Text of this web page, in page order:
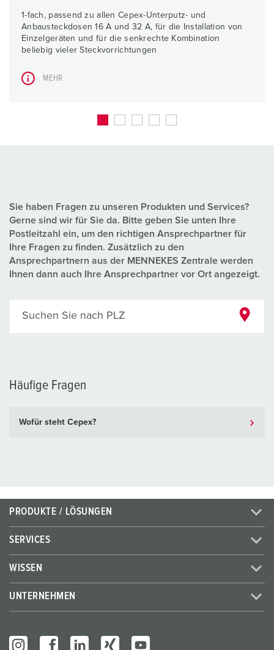
1-fach, passend zu allen Cepex-Unterputz- und
Anbausteckdosen 16 A und 32 A, für die Installation von
Einzelgeräten und für die senkrechte Kombination
beliebig vieler Steckvorrichtungen
MEHR
Sie haben Fragen zu unseren Produkten und Services?
Gerne sind wir für Sie da. Bitte geben Sie unten Ihre
Postleitzahl ein, um den richtigen Ansprechpartner für
Ihre Fragen zu finden. Zusätzlich zu den
Ansprechpartnern aus der MENNEKES Zentrale werden
Ihnen dann auch Ihre Ansprechpartner vor Ort angezeigt.
Suchen Sie nach PLZ
Häufige Fragen
Wofür steht Cepex?
PRODUKTE / LÖSUNGEN
SERVICES
WISSEN
UNTERNEHMEN